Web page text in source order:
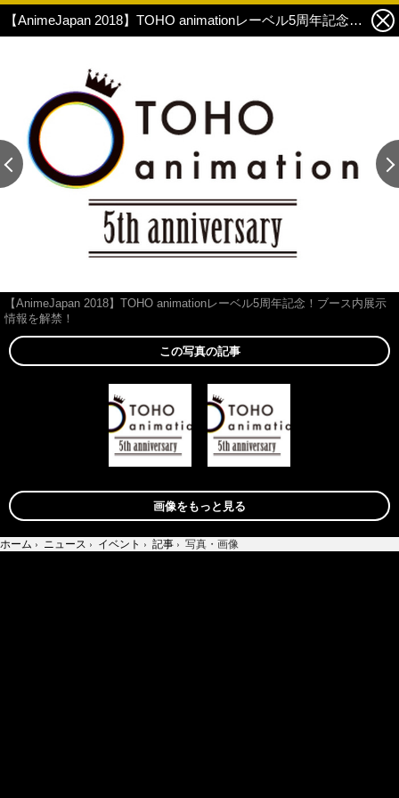
【AnimeJapan 2018】TOHO animationレーベル5周年記念！ブース内展示情報を解禁！ 2枚目の写真・画像
【AnimeJapan 2018】TOHO animationレーベル5周年記念！ブース内展示
情報を解禁！
この写真の記事
画像をもっと見る
ホーム › ニュース › イベント › 記事 › 写真・画像